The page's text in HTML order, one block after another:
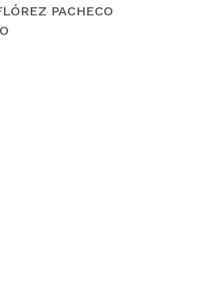
PACHECO